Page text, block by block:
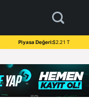
Piyasa Değeri:$2.21 T